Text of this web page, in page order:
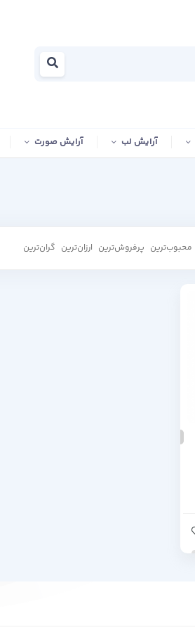
آرایش لب آرایش صورت
محبوب‌‌ترین پرفروش‌ترین ارزان‌ترین گران‌ترین